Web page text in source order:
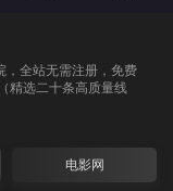
，全站无需注册，免费
精选二十条高质量线
电影网